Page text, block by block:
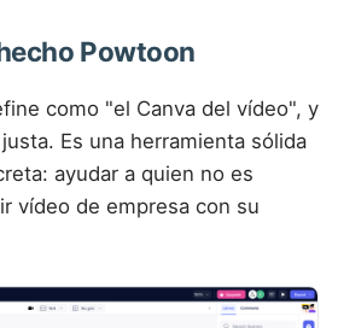
Powtoon
como "el Canva del vídeo", y
Es una herramienta sólida
ayudar a quien no es
vídeo de empresa con su